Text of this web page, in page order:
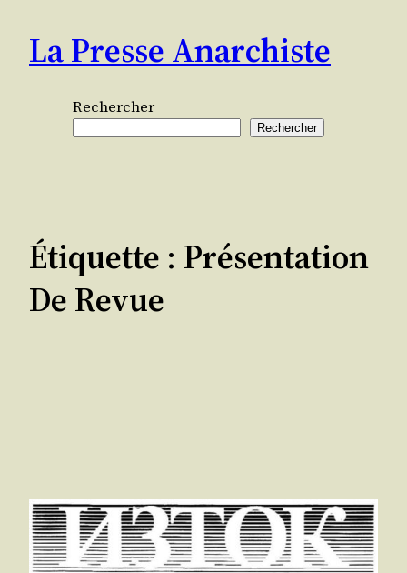
contenu
La Presse Anarchiste
Rechercher
Rechercher
Étiquette : Présentation
De Revue